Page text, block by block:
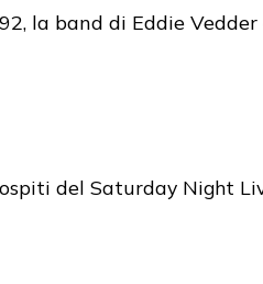
la band di Eddie
del Saturday Night